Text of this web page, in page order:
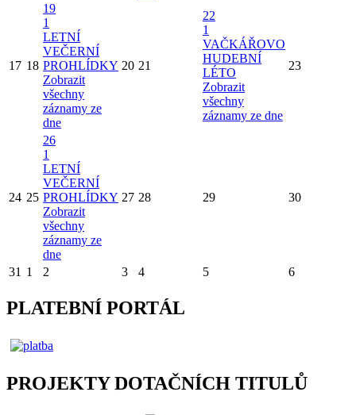
17 18
19
1
LETNÍ
VEČERNÍ
PROHLÍDKY
Zobrazit
všechny
záznamy ze
dne
20 21
22
1
VAČKÁŘOVO
HUDEBNÍ
LÉTO
Zobrazit
všechny
záznamy ze dne
23
24 25
26
1
LETNÍ
VEČERNÍ
PROHLÍDKY
Zobrazit
všechny
záznamy ze
dne
27 28 29 30
31 1 2 3 4 5 6
PLATEBNÍ PORTÁL
PROJEKTY DOTAČNÍCH TITULŮ